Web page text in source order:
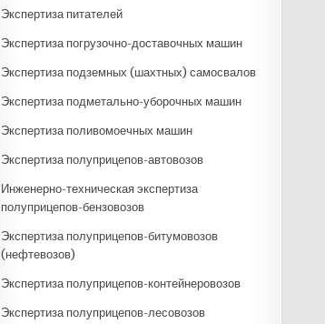
Экспертиза питателей
Экспертиза погрузочно-доставочных машин
Экспертиза подземных (шахтных) самосвалов
Экспертиза подметально-уборочных машин
Экспертиза поливомоечных машин
Экспертиза полуприцепов-автовозов
Инженерно-техническая экспертиза
полуприцепов-бензовозов
Экспертиза полуприцепов-битумовозов
(нефтевозов)
Экспертиза полуприцепов-контейнеровозов
Экспертиза полуприцепов-лесовозов